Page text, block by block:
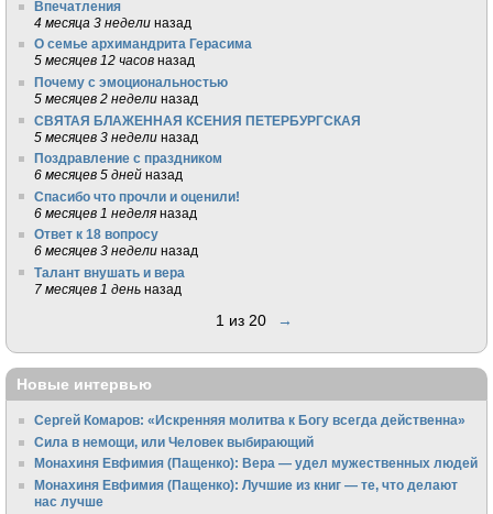
Впечатления
4 месяца 3 недели назад
О семье архимандрита Герасима
5 месяцев 12 часов назад
Почему с эмоциональностью
5 месяцев 2 недели назад
СВЯТАЯ БЛАЖЕННАЯ КСЕНИЯ ПЕТЕРБУРГСКАЯ
5 месяцев 3 недели назад
Поздравление с праздником
6 месяцев 5 дней назад
Спасибо что прочли и оценили!
6 месяцев 1 неделя назад
Ответ к 18 вопросу
6 месяцев 3 недели назад
Талант внушать и вера
7 месяцев 1 день назад
1 из 20 →
Новые интервью
Сергей Комаров: «Искренняя молитва к Богу всегда действенна»
Сила в немощи, или Человек выбирающий
Монахиня Евфимия (Пащенко): Вера — удел мужественных людей
Монахиня Евфимия (Пащенко): Лучшие из книг — те, что делают
нас лучше